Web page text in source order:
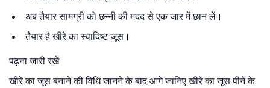
अब तैयार सामग्री को छन्नी की मदद से एक जार में छान लें।
तैयार है खीरे का स्वादिष्ट जूस।
पढ़ना जारी रखें
खीरे का जूस बनाने की विधि जानने के बाद आगे जानिए खीरे का जूस पीने के